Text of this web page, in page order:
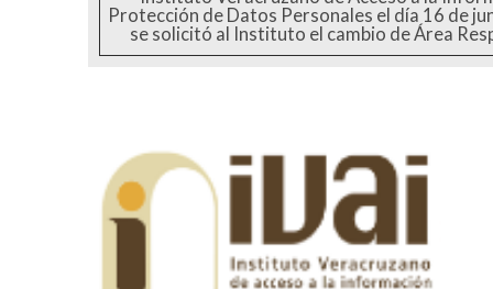
Protección de Datos Personales el día 16 de
se solicitó al Instituto el cambio de Área